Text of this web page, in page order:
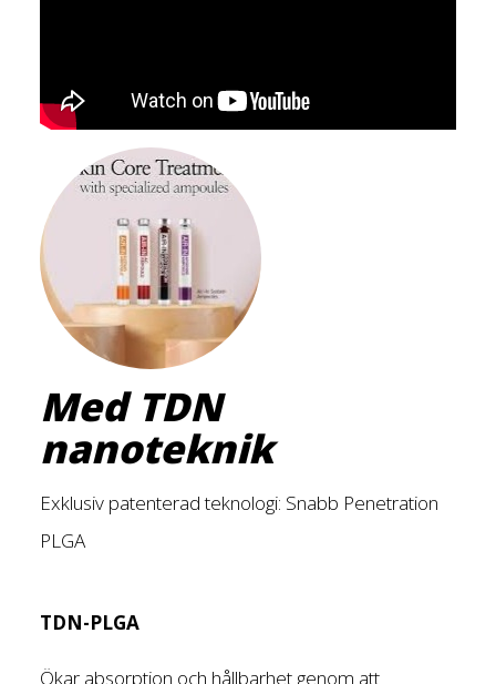
Med TDN
nanoteknik
Exklusiv patenterad teknologi: Snabb Penetration
PLGA
TDN-PLGA
Ökar absorption och hållbarhet genom att